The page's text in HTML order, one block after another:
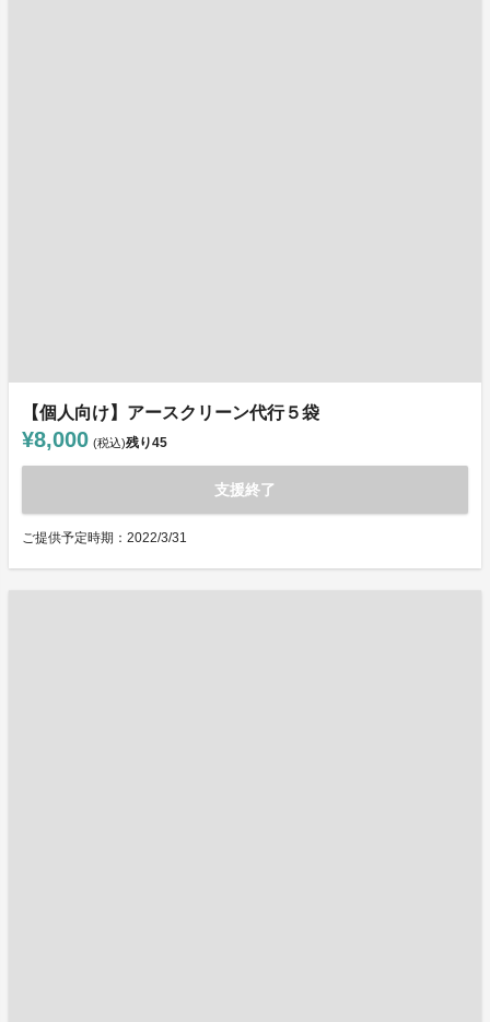
【個人向け】アースクリーン代行５袋
¥8,000 (税込)残り45
支援終了
ご提供予定時期：2022/3/31